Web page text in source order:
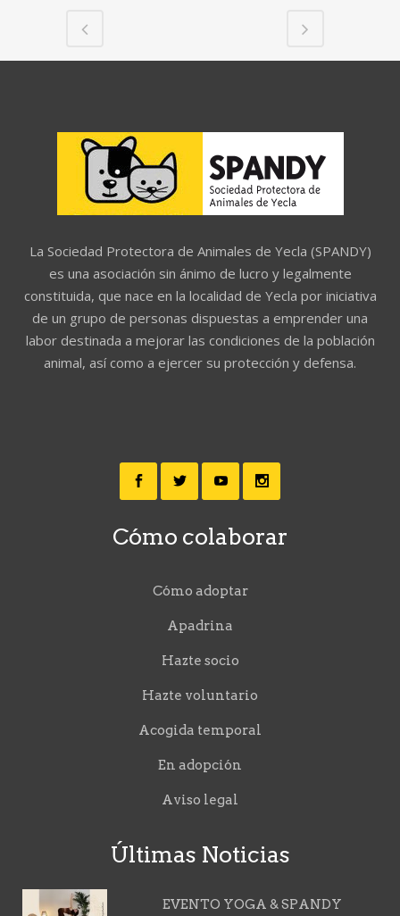
La Sociedad Protectora de Animales de Yecla (SPANDY)
es una asociación sin ánimo de lucro y legalmente
constituida, que nace en la localidad de Yecla por iniciativa
de un grupo de personas dispuestas a emprender una
labor destinada a mejorar las condiciones de la población
animal, así como a ejercer su protección y defensa.
Cómo colaborar
Cómo adoptar
Apadrina
Hazte socio
Hazte voluntario
Acogida temporal
En adopción
Aviso legal
Últimas Noticias
EVENTO YOGA & SPANDY